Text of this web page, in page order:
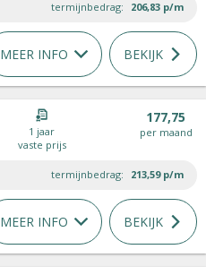
termijnbedrag: 206,83 p/m
MEER INFO BEKIJK
1 jaar
vaste prijs
177,75
per maand
termijnbedrag: 213,59 p/m
MEER INFO BEKIJK